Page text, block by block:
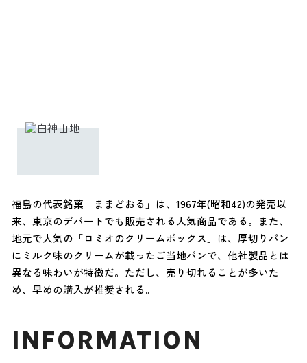
福島の代表銘菓「ままどおる」は、1967年(昭和42)の発売以
来、東京のデパートでも販売される人気商品である。また、
地元で人気の「ロミオのクリームボックス」は、厚切りパン
にミルク味のクリームが載ったご当地パンで、他社製品とは
異なる味わいが特徴だ。ただし、売り切れることが多いた
め、早めの購入が推奨される。
INFORMATION